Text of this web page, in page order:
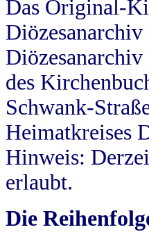
Das Original-
des
Schwank-
Heimatkreises
Hinweis:
erlaubt.
Die